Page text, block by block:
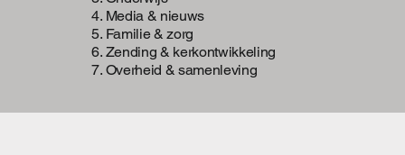
Media & nieuws
Familie & zorg
Zending & kerkontwikkeling
Overheid & samenleving